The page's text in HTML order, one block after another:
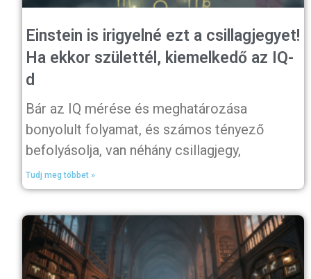
Einstein is irigyelné ezt a csillagjegyet!
Ha ekkor születtél, kiemelkedő az IQ-
d
Bár az IQ mérése és meghatározása
bonyolult folyamat, és számos tényező
befolyásolja, van néhány csillagjegy,
Tudj meg többet »